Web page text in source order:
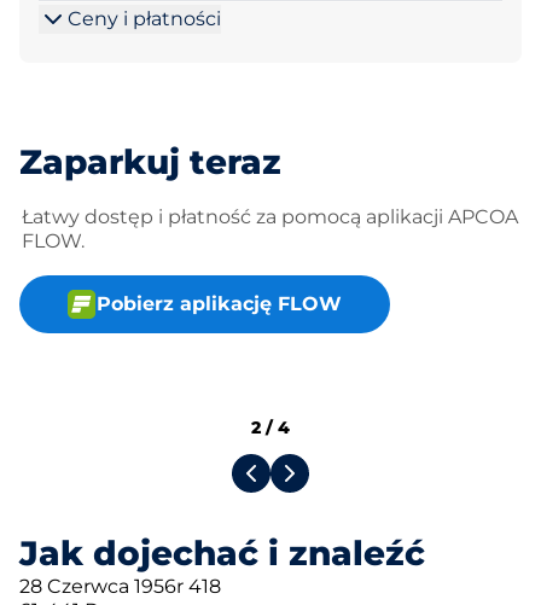
Ceny i płatności
Zaparkuj teraz
Łatwy dostęp i płatność za pomocą aplikacji APCOA
FLOW.
Pobierz aplikację FLOW
Jak dojechać i znaleźć
28 Czerwca 1956r 418
2 /4